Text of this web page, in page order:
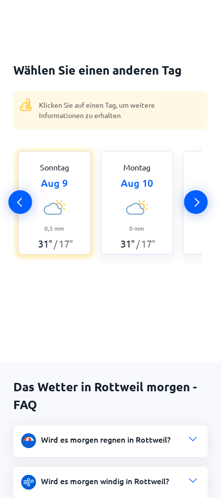
Wählen Sie einen anderen Tag
Klicken Sie auf einen Tag, um weitere
Informationen zu erhalten
Sonntag
Aug 9
0,3 mm
31° /17°
Montag
Aug 10
0 mm
31° /17°
Das Wetter in Rottweil morgen -
FAQ
Wird es morgen regnen in Rottweil?
Wird es morgen windig in Rottweil?